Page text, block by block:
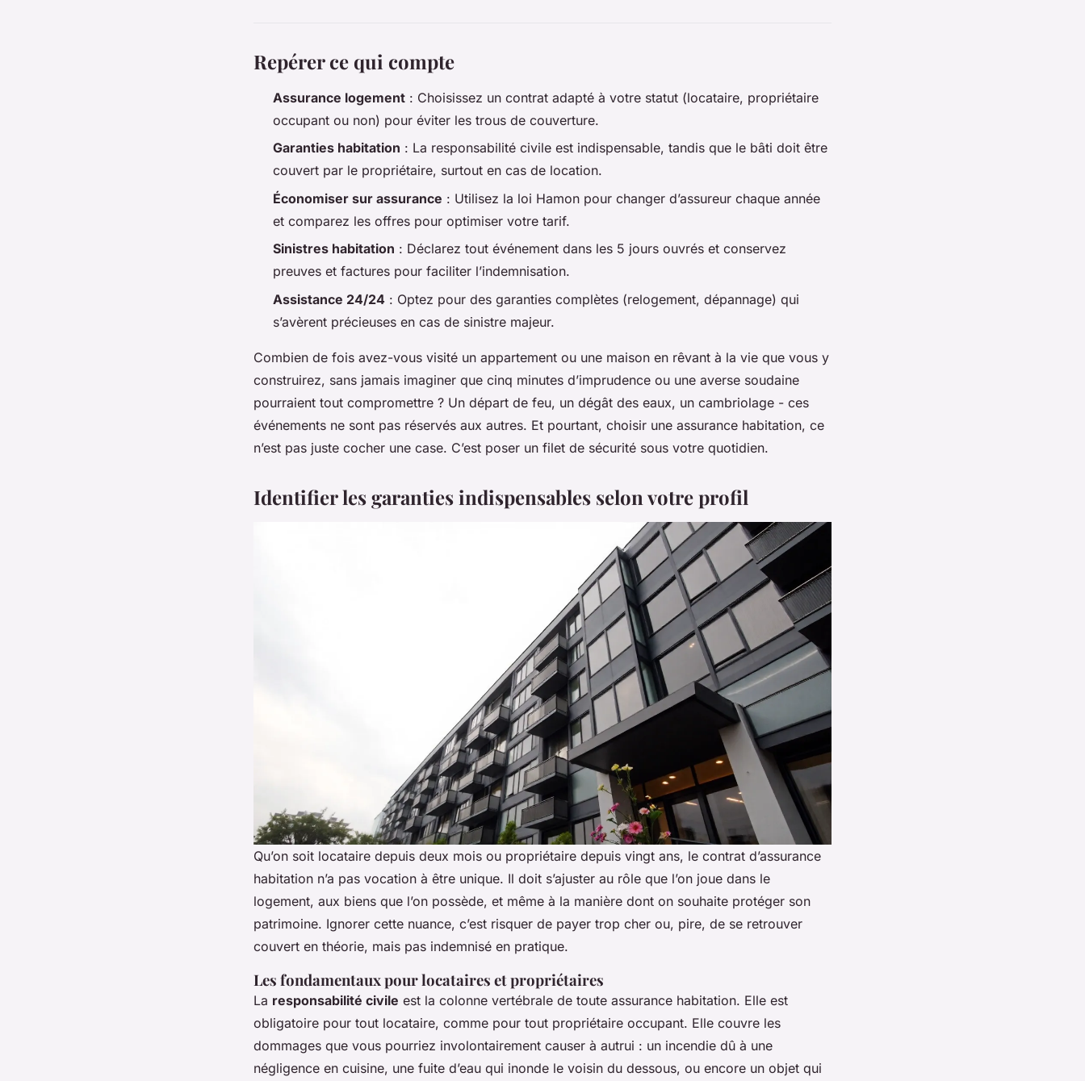
Repérer ce qui compte
Assurance logement : Choisissez un contrat adapté à votre statut (locataire, propriétaire
occupant ou non) pour éviter les trous de couverture.
Garanties habitation : La responsabilité civile est indispensable, tandis que le bâti doit être
couvert par le propriétaire, surtout en cas de location.
Économiser sur assurance : Utilisez la loi Hamon pour changer d’assureur chaque année
et comparez les offres pour optimiser votre tarif.
Sinistres habitation : Déclarez tout événement dans les 5 jours ouvrés et conservez
preuves et factures pour faciliter l’indemnisation.
Assistance 24/24 : Optez pour des garanties complètes (relogement, dépannage) qui
s’avèrent précieuses en cas de sinistre majeur.
Combien de fois avez-vous visité un appartement ou une maison en rêvant à la vie que vous y
construirez, sans jamais imaginer que cinq minutes d’imprudence ou une averse soudaine
pourraient tout compromettre ? Un départ de feu, un dégât des eaux, un cambriolage - ces
événements ne sont pas réservés aux autres. Et pourtant, choisir une assurance habitation, ce
n’est pas juste cocher une case. C’est poser un filet de sécurité sous votre quotidien.
Identifier les garanties indispensables selon votre profil
Qu’on soit locataire depuis deux mois ou propriétaire depuis vingt ans, le contrat d’assurance
habitation n’a pas vocation à être unique. Il doit s’ajuster au rôle que l’on joue dans le
logement, aux biens que l’on possède, et même à la manière dont on souhaite protéger son
patrimoine. Ignorer cette nuance, c’est risquer de payer trop cher ou, pire, de se retrouver
couvert en théorie, mais pas indemnisé en pratique.
Les fondamentaux pour locataires et propriétaires
La responsabilité civile est la colonne vertébrale de toute assurance habitation. Elle est
obligatoire pour tout locataire, comme pour tout propriétaire occupant. Elle couvre les
dommages que vous pourriez involontairement causer à autrui : un incendie dû à une
négligence en cuisine, une fuite d’eau qui inonde le voisin du dessous, ou encore un objet qui